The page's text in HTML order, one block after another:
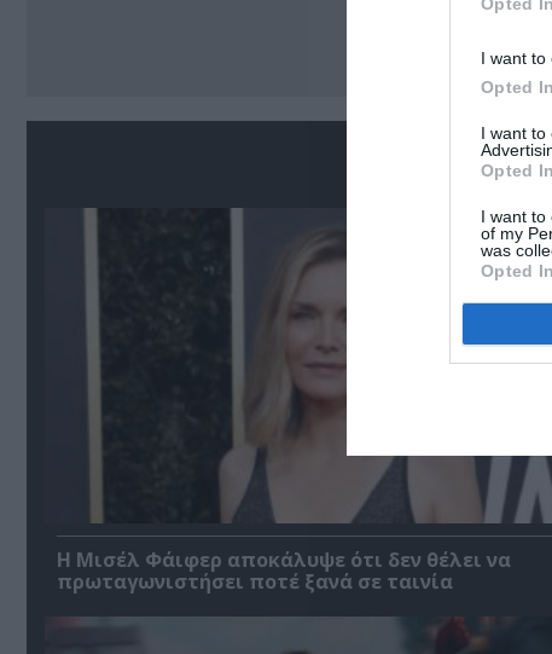
I want to
Opted In
I want to
Opted In
I want to
of my
was
Opted In
Η Μισέλ Φάιφερ αποκάλυψε ότι δεν θέλει να
πρωταγωνιστήσει ποτέ ξανά σε ταινία